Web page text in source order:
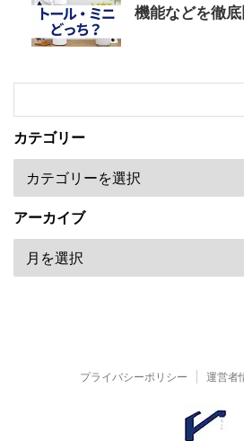
機能などを徹底
カテゴリー
アーカイブ
プライバシーポリシー 運営者